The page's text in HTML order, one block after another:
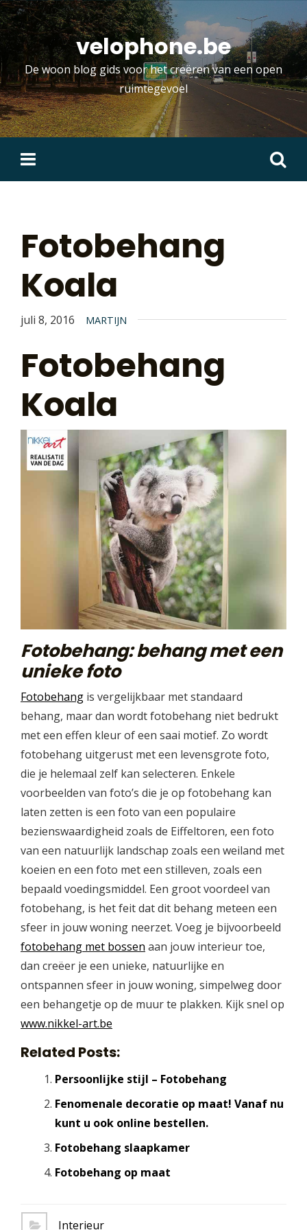
Skip
to
content
velophone.be
De woon blog gids voor het creëren van een open
ruimtegevoel
Zoeken
naar:
Fotobehang
Koala
juli 8, 2016 MARTIJN
Fotobehang
Koala
Fotobehang: behang met een
unieke foto
Fotobehang is vergelijkbaar met standaard
behang, maar dan wordt fotobehang niet bedrukt
met een effen kleur of een saai motief. Zo wordt
fotobehang uitgerust met een levensgrote foto,
die je helemaal zelf kan selecteren. Enkele
voorbeelden van foto’s die je op fotobehang kan
laten zetten is een foto van een populaire
bezienswaardigheid zoals de Eiffeltoren, een foto
van een natuurlijk landschap zoals een weiland met
koeien en een foto met een stilleven, zoals een
bepaald voedingsmiddel. Een groot voordeel van
fotobehang, is het feit dat dit behang meteen een
sfeer in jouw woning neerzet. Voeg je bijvoorbeeld
fotobehang met bossen aan jouw interieur toe,
dan creëer je een unieke, natuurlijke en
ontspannen sfeer in jouw woning, simpelweg door
een behangetje op de muur te plakken. Kijk snel op
www.nikkel-art.be
Related Posts:
Persoonlijke stijl – Fotobehang
Fenomenale decoratie op maat! Vanaf nu
kunt u ook online bestellen.
Fotobehang slaapkamer
Fotobehang op maat
Interieur